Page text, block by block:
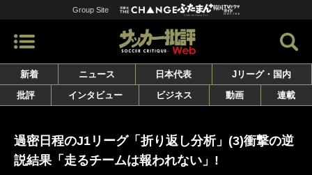
Group Site
新着 ニュース 日本代表
Jリーグ・国内
批評
インタビュー ビジネス 動画 連載
過密日程のJ1リーグ「折り返し分析」(3)衝撃の逆
説結果「走るチームは報われない」!